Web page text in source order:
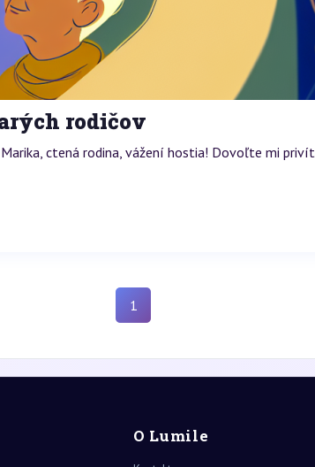
rodičov
ctená rodina, vážení hostia! Dovoľte mi
1
O Lumile